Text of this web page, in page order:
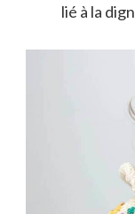
lié à la